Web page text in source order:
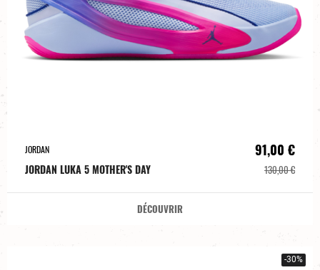
JORDAN
JORDAN LUKA 5 MOTHER'S DAY
91,00 €
130,00 €
DÉCOUVRIR
-30%